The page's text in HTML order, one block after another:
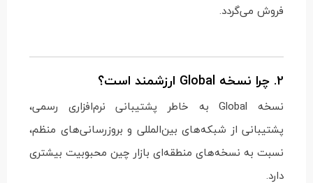
فروش می‌گردد.
2. چرا نسخه Global ارزشمند است؟
نسخه Global به خاطر پشتیبانی نرم‌افزاری رسمی،
پشتیبانی از شبکه‌های بین‌المللی و بروزرسانی‌های منظم،
نسبت به نسخه‌های منطقه‌ای بازار چین محبوبیت بیشتری
دارد.